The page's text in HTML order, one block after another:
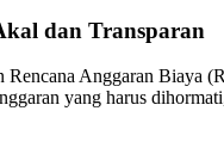
dan Transparan
Anggaran
yang harus